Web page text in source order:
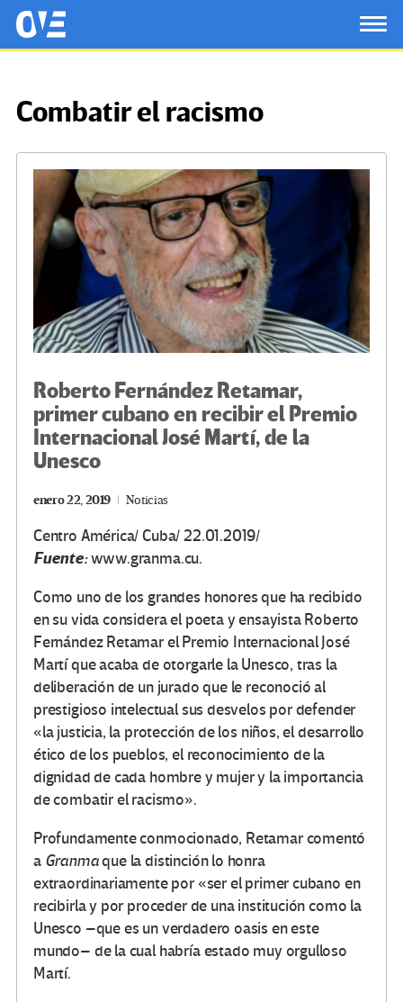
Saltar al contenido principal
OtrasVocesenEducacion.org
Combatir el racismo
Roberto Fernández Retamar,
primer cubano en recibir el Premio
Internacional José Martí, de la
Unesco
enero 22, 2019 Noticias
Centro América/ Cuba/ 22.01.2019/
Fuente:www.granma.cu.
Como uno de los grandes honores que ha recibido
en su vida considera el poeta y ensayista Roberto
Fernández Retamar el Premio Internacional José
Martí que acaba de otorgarle la Unesco, tras la
deliberación de un jurado que le reconoció al
prestigioso intelectual sus desvelos por defender
«la justicia, la protección de los niños, el desarrollo
ético de los pueblos, el reconocimiento de la
dignidad de cada hombre y mujer y la importancia
de combatir el racismo».
Profundamente conmocionado, Retamar comentó
a Granmaque la distinción lo honra
extraordinariamente por «ser el primer cubano en
recibirla y por proceder de una institución como la
Unesco –que es un verdadero oasis en este
mundo– de la cual habría estado muy orgulloso
Martí.